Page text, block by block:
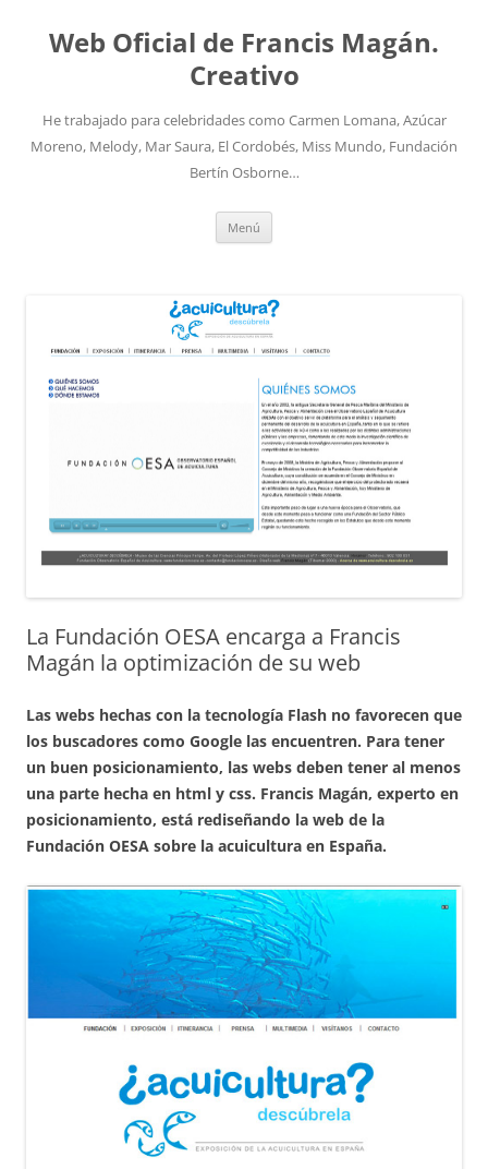
contenido
Web Oficial de Francis Magán.
Creativo
He trabajado para celebridades como Carmen Lomana, Azúcar
Moreno, Melody, Mar Saura, El Cordobés, Miss Mundo, Fundación
Bertín Osborne…
Menú
La Fundación OESA encarga a Francis
Magán la optimización de su web
Las webs hechas con la tecnología Flash no favorecen que
los buscadores como Google las encuentren. Para tener
un buen posicionamiento, las webs deben tener al menos
una parte hecha en html y css. Francis Magán, experto en
posicionamiento, está rediseñando la web de la
Fundación OESA sobre la acuicultura en España.